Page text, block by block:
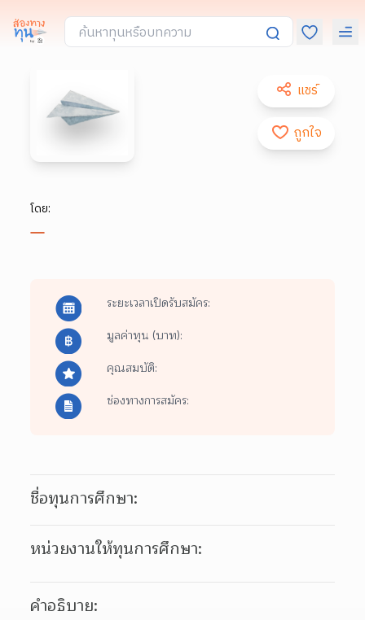
แชร์
ถูกใจ
โดย:
ระยะเวลาเปิดรับสมัคร:
มูลค่าทุน (บาท):
คุณสมบัติ:
ช่องทางการสมัคร:
ชื่อทุนการศึกษา:
หน่วยงานให้ทุนการศึกษา:
คำอธิบาย: